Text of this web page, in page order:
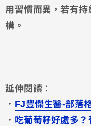
用習慣而異，若有
構。
延伸閱讀：
． FJ豐傑生醫-部落
． 吃葡萄籽好處多